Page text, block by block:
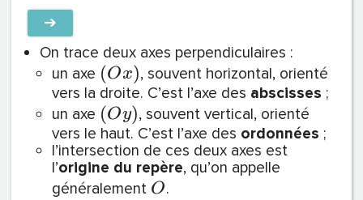
➔
On trace deux axes perpendiculaires :
un axe (Ox), souvent horizontal, orienté
vers la droite. C’est l’axe des abscisses ;
un axe (Oy), souvent vertical, orienté
vers le haut. C’est l’axe des ordonnées ;
l’intersection de ces deux axes est
l’origine du repère, qu’on appelle
généralement O.